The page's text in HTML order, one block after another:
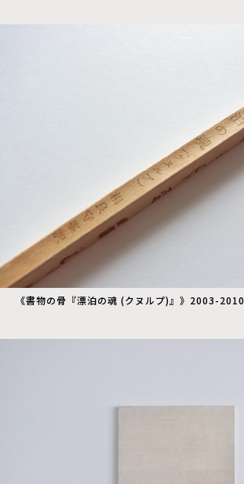
《書物の骨『漂泊の魂 (クヌルプ)』》2003-2010